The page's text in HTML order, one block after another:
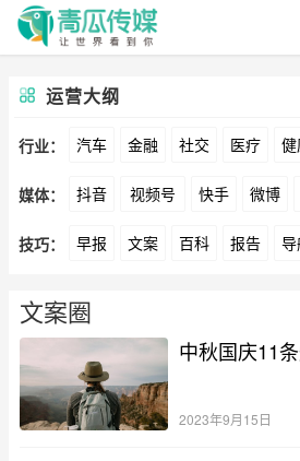
运营大纲
行业： 汽车 金融 社交 医疗
动漫 美妆 美食 家装
酒旅 母婴 宠物 文娱
广告
媒体： 抖音 视频号 快手 微博
公众号 B站 小红书 头条
360
最右 谷歌
YouTube
技巧： 早报 文案 百科 报告
涨粉 推广 方案
数据 拉新
文案圈
中秋国庆11
2023年9月15日